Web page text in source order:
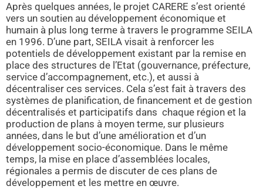
Après quelques années, le projet CARERE s’est orienté
vers un soutien au développement économique et
humain à plus long terme à travers le programme SEILA
en 1996. D’une part, SEILA visait à renforcer les
potentiels de développement existant par la remise en
place des structures de l’Etat (gouvernance, préfecture,
service d’accompagnement, etc.), et aussi à
décentraliser ces services. Cela s’est fait à travers des
systèmes de planification, de financement et de gestion
décentralisés et participatifs dans chaque région et la
production de plans à moyen terme, sur plusieurs
années, dans le but d’une amélioration et d’un
développement socio-économique. Dans le même
temps, la mise en place d’assemblées locales,
régionales a permis de discuter de ces plans de
développement et les mettre en œuvre.